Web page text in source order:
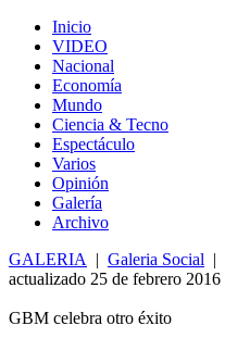
Inicio
VIDEO
Nacional
Economía
Mundo
Ciencia & Tecno
Espectáculo
Varios
Opinión
Galería
Archivo
GALERIA
| Galeria Social |
actualizado 25 de febrero 2016
GBM celebra otro éxito